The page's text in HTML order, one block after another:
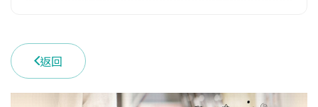
返回